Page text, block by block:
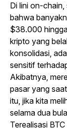
Di lini on-
bahwa
$38.000
kripto yang
konsolidasi,
sensitif
Akibatnya,
pasar yang
itu, jika kita
selama dua
Terealisasi